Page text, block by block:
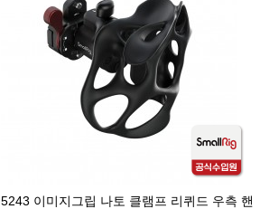
5243 이미지그립 나토 클램프 리퀴드 우측 핸